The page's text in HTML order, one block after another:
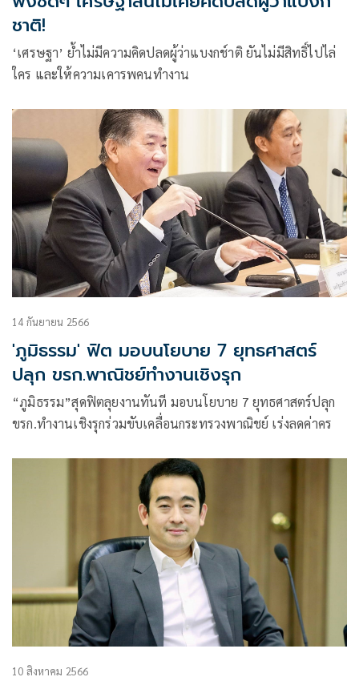
ชาติ!
‘เศรษฐา’ ย้ำไม่มีความคิดปลดผู้ว่าแบงกช์าติ ยันไม่มีสิทธิ์ไปไล่
ใคร และให้ความเคารพคนทำงาน
14 กันยายน 2566
'ภูมิธรรม' ฟิต มอบนโยบาย 7 ยุทธศาสตร์
ปลุก ขรก.พาณิชย์ทำงานเชิงรุก
“ภูมิธรรม”สุดฟิตลุยงานทันที มอบนโยบาย 7 ยุทธศาสตร์ปลุก
ขรก.ทำงานเชิงรุกร่วมขับเคลื่อนกระทรวงพาณิชย์ เร่งลดค่าคร
10 สิงหาคม 2566